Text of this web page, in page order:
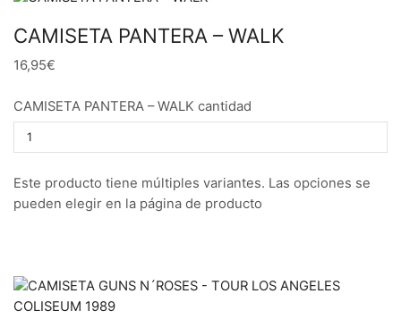
CAMISETA PANTERA – WALK
16,95€
CAMISETA PANTERA – WALK cantidad
Este producto tiene múltiples variantes. Las opciones se
pueden elegir en la página de producto